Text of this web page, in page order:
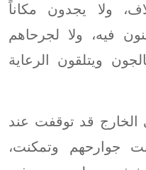
ولا يجدون مكاناً
فيه، ولا لجرحاهم
ويتلقون الرعاية
الخارج قد توقفت عند
جوارحهم وتمكنت،